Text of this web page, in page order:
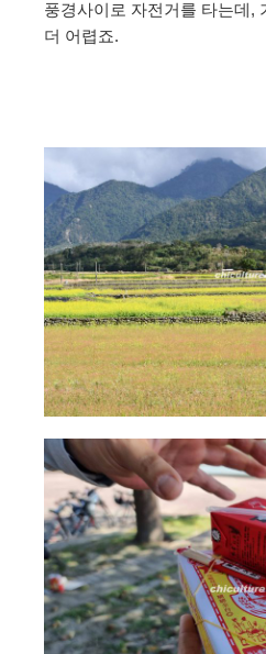
풍경사이로 자전거를 타는데,
더 어렵죠.